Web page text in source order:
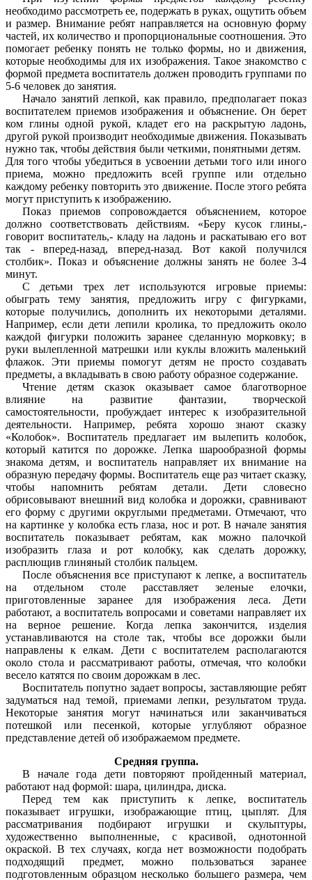
необходимо рассмотреть ее, подержать в руках, ощутить объем
и размер. Внимание ребят направляется на основную форму
частей, их количество и пропорциональные соотношения. Это
помогает ребенку понять не только формы, но и движения,
которые необходимы для их изображения. Такое знакомство с
формой предмета воспитатель должен проводить группами по
5-6 человек до занятия.
Начало занятий лепкой, как правило, предполагает показ
воспитателем приемов изображения и объяснение. Он берет
ком глины одной рукой, кладет его на раскрытую ладонь,
другой рукой производит необходимые движения. Показывать
нужно так, чтобы действия были четкими, понятными детям.
Для того чтобы убедиться в усвоении детьми того или иного
приема, можно предложить всей группе или отдельно
каждому ребенку повторить это движение. После этого ребята
могут приступить к изображению.
Показ приемов сопровождается объяснением, которое
должно соответствовать действиям. «Беру кусок глины,-
говорит воспитатель,- кладу на ладонь и раскатываю его вот
так - вперед-назад, вперед-назад. Вот какой получился
столбик». Показ и объяснение должны занять не более 3-4
минут.
С детьми трех лет используются игровые приемы:
обыграть тему занятия, предложить игру с фигурками,
которые получились, дополнить их некоторыми деталями.
Например, если дети лепили кролика, то предложить около
каждой фигурки положить заранее сделанную морковку; в
руки вылепленной матрешки или куклы вложить маленький
флажок. Эти приемы помогут детям не просто создавать
предметы, а вкладывать в свою работу образное содержание.
Чтение детям сказок оказывает самое благотворное
влияние на развитие фантазии, творческой
самостоятельности, пробуждает интерес к изобразительной
деятельности. Например, ребята хорошо знают сказку
«Колобок». Воспитатель предлагает им вылепить колобок,
который катится по дорожке. Лепка шарообразной формы
знакома детям, и воспитатель направляет их внимание на
образную передачу формы. Воспитатель еще раз читает сказку,
чтобы напомнить ребятам детали. Дети словесно
обрисовывают внешний вид колобка и дорожки, сравнивают
его форму с другими округлыми предметами. Отмечают, что
на картинке у колобка есть глаза, нос и рот. В начале занятия
воспитатель показывает ребятам, как можно палочкой
изобразить глаза и рот колобку, как сделать дорожку,
расплющив глиняный столбик пальцем.
После объяснения все приступают к лепке, а воспитатель
на отдельном столе расставляет зеленые елочки,
приготовленные заранее для изображения леса. Дети
работают, а воспитатель вопросами и советами направляет их
на верное решение. Когда лепка закончится, изделия
устанавливаются на столе так, чтобы все дорожки были
направлены к елкам. Дети с воспитателем располагаются
около стола и рассматривают работы, отмечая, что колобки
весело катятся по своим дорожкам в лес.
Воспитатель попутно задает вопросы, заставляющие ребят
задуматься над темой, приемами лепки, результатом труда.
Некоторые занятия могут начинаться или заканчиваться
потешкой или песенкой, которые углубляют образное
представление детей об изображаемом предмете.
Средняя группа.
В начале года дети повторяют пройденный материал,
работают над формой: шара, цилиндра, диска.
Перед тем как приступить к лепке, воспитатель
показывает игрушки, изображающие птиц, цыплят. Для
рассматривания подбирают игрушки и скульптуры,
художественно выполненные, с красивой, однотонной
окраской. В тех случаях, когда нет возможности подобрать
подходящий предмет, можно пользоваться заранее
подготовленным образцом несколько большего размера, чем